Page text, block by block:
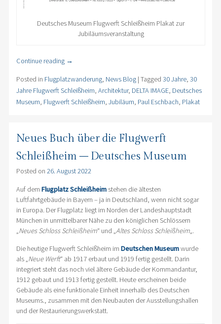
Deutsches Museum Flugwerft Schleißheim Plakat zur
Jubiläumsveranstaltung
Continue reading →
Posted in Flugplatzwanderung, News Blog | Tagged 30 Jahre, 30
Jahre Flugwerft Schleißheim, Architektur, DELTA IMAGE, Deutsches
Museum, Flugwerft Schleißheim, Jubiläum, Paul Eschbach, Plakat
Neues Buch über die Flugwerft
Schleißheim – Deutsches Museum
Posted on 26. August 2022
Auf dem Flugplatz Schleißheimstehen die ältesten
Luftfahrtgebäude in Bayern – ja in Deutschland, wenn nicht sogar
in Europa. Der Flugplatz liegt im Norden der Landeshauptstadt
München in unmittelbarer Nähe zu den königlichen Schlössern
„Neues Schloss Schleißheim“ und „Altes Schloss Schleißheim„.
Die heutige Flugwerft Schleißheim im Deutschen Museumwurde
als „Neue Werft“ ab 1917 erbaut und 1919 fertig gestellt. Darin
integriert steht das noch viel ältere Gebäude der Kommandantur,
1912 gebaut und 1913 fertig gestellt. Heute erscheinen beide
Gebäude als eine funktionale Einheit innerhalb des Deutschen
Museums., zusammen mit den Neubauten der Ausstellungshallen
und der Restaurierungswerkstatt.